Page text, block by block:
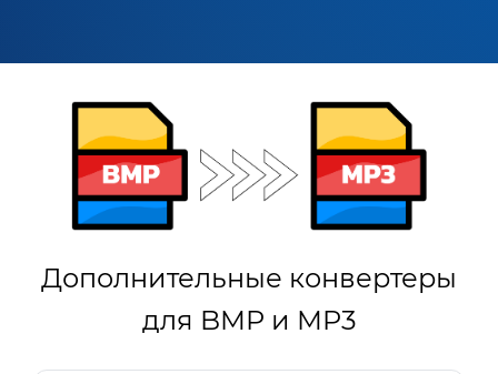
Дополнительные конвертеры
для BMP и MP3